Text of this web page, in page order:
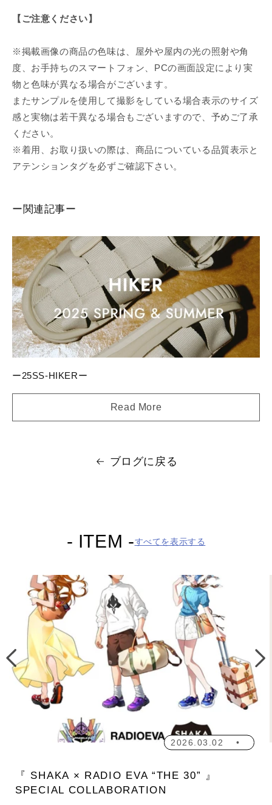
【ご注意ください】
※掲載画像の商品の色味は、屋外や屋内の光の照射や角
度、お手持ちのスマートフォン、PCの画面設定により実
物と色味が異なる場合がございます。
またサンプルを使用して撮影をしている場合表示のサイズ
感と実物は若干異なる場合もございますので、予めご了承
ください。
※着用、お取り扱いの際は、商品についている品質表示と
アテンションタグを必ずご確認下さい。
ー関連記事ー
ー25SS-HIKERー
Read More
ブログに戻る
- ITEM -すべてを表示する
2026.03.02
『 SHAKA × RADIO EVA “THE 30” 』
SPECIAL COLLABORATION